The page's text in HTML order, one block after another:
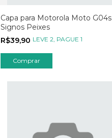
Capa para Motorola Moto G04s
Signos Peixes
R$39,90 LEVE 2, PAGUE 1
Comprar